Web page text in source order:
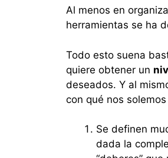
Al menos en
herramientas se ha
Todo esto suena
quiere obtener un
deseados. Y al
con qué nos
Se definen
dada la